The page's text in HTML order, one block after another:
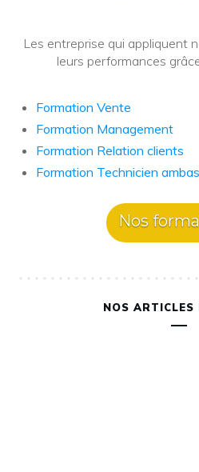
Les entreprise qui appliquent
leurs performances
Formation Vente
Formation Management
Formation Relation clients
Formation Technicien
Nos
NOS ARTICLES